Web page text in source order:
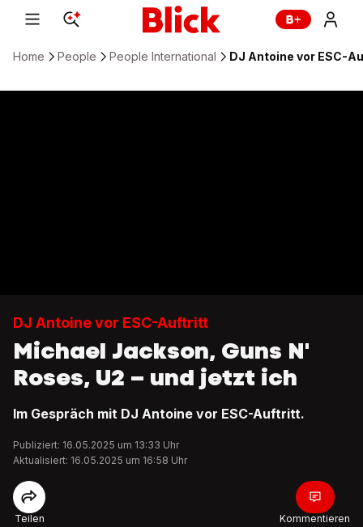
Home People People International DJ Antoine vor ESC-
DJ Antoine vor ESC-Auftritt
Michael Jackson, Guns N'
Roses, U2 – und jetzt ich
Im Gespräch mit DJ Antoine vor ESC-Auftritt.
Publiziert: 16.05.2025 um 13:33 Uhr
Aktualisiert: 16.05.2025 um 16:58 Uhr
Teilen Kommentieren